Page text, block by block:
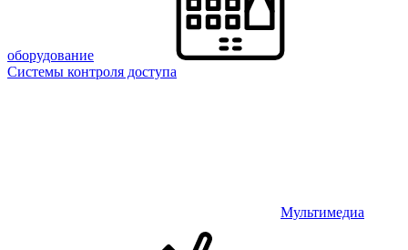
оборудование
Системы контроля доступа
Мультимедиа